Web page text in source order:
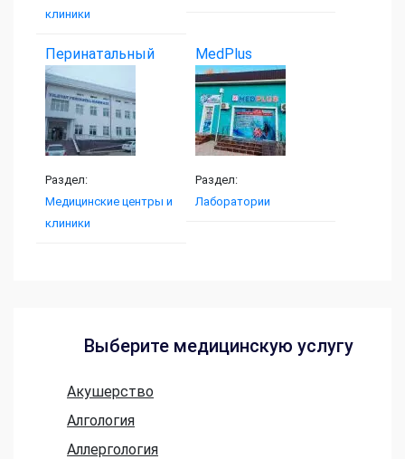
клиники
Перинатальный
центр...
Раздел:
Медицинские центры и
клиники
MedPlus
Раздел:
Лаборатории
Выберите медицинскую услугу
Акушерство
Алгология
Аллергология